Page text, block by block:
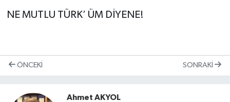
NE MUTLU TÜRK’ ÜM DİYENE!
ÖNCEKI SONRAKI
Ahmet AKYOL